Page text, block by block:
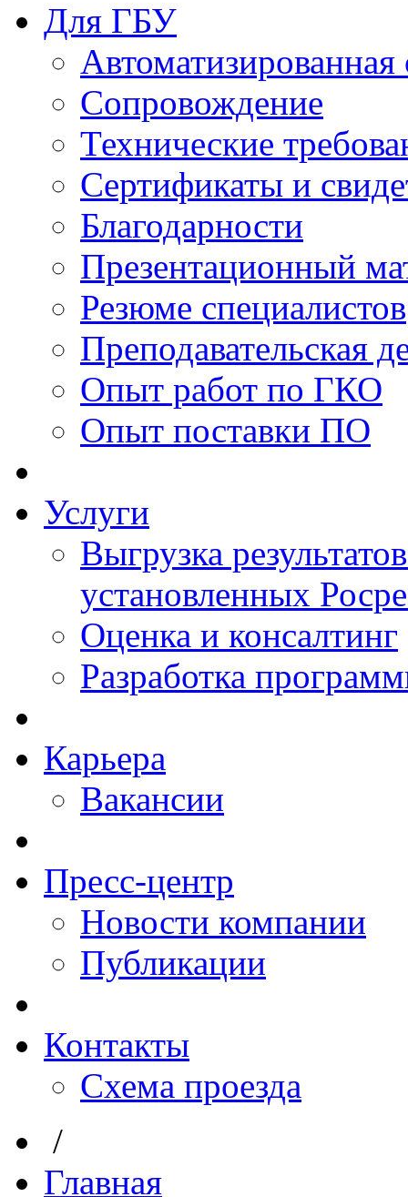
Для ГБУ
Сопровождение
Технические
Сертификаты и
Благодарности
Презентационный
Резюме специалистов
Преподавательская
Опыт работ по ГКО
Опыт поставки ПО
Услуги
Выгрузка
установленных
Оценка и консалтинг
Разработка
Карьера
Вакансии
Пресс-центр
Новости компании
Публикации
Контакты
Схема проезда
/
Главная